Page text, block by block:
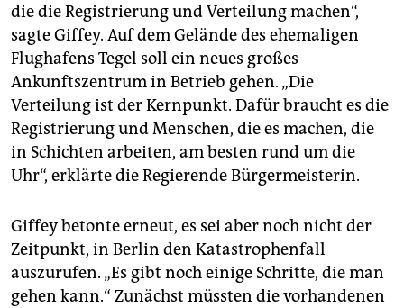
die die Registrierung und Verteilung machen“,
sagte Giffey. Auf dem Gelände des ehemaligen
Flughafens Tegel soll ein neues großes
Ankunftszentrum in Betrieb gehen. „Die
Verteilung ist der Kernpunkt. Dafür braucht es die
Registrierung und Menschen, die es machen, die
in Schichten arbeiten, am besten rund um die
Uhr“, erklärte die Regierende Bürgermeisterin.
Giffey betonte erneut, es sei aber noch nicht der
Zeitpunkt, in Berlin den Katastrophenfall
auszurufen. „Es gibt noch einige Schritte, die man
gehen kann.“ Zunächst müssten die vorhandenen